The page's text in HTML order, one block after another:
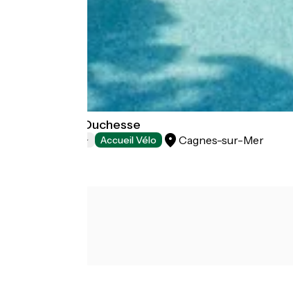
Hôtel Le Val Duchesse
Accueil Vélo Cagnes-sur-Mer